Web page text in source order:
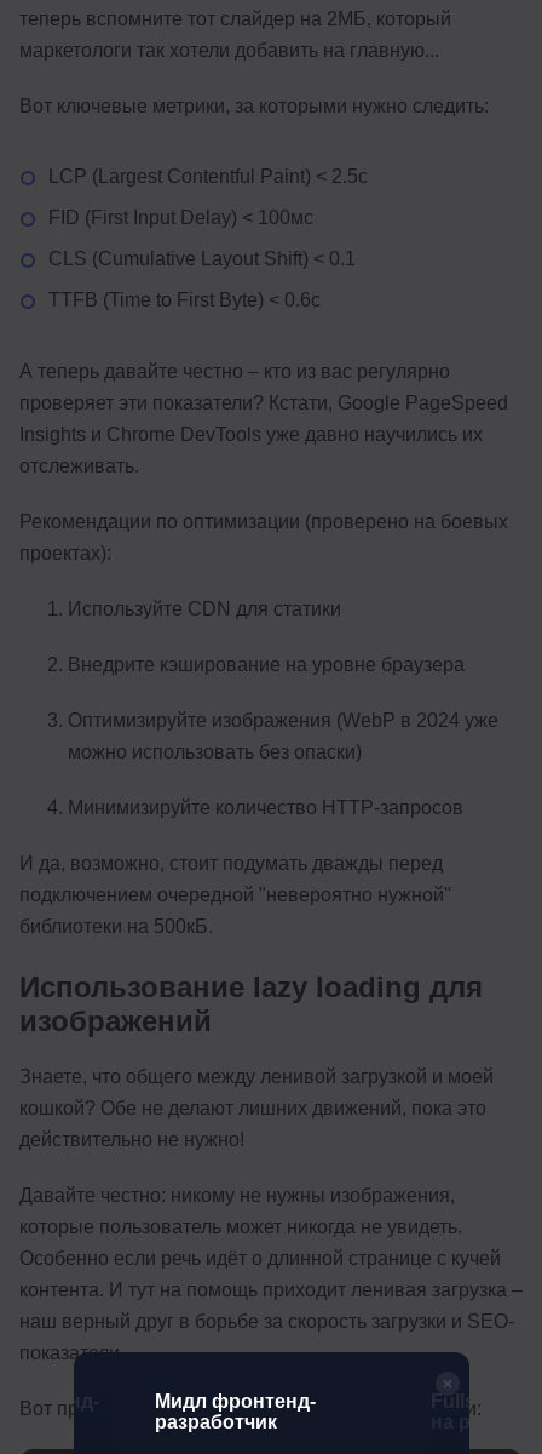
теперь вспомните тот слайдер на 2МБ, который
маркетологи так хотели добавить на главную...
Вот ключевые метрики, за которыми нужно следить:
LCP (Largest Contentful Paint) < 2.5с
FID (First Input Delay) < 100мс
CLS (Cumulative Layout Shift) < 0.1
TTFB (Time to First Byte) < 0.6с
А теперь давайте честно – кто из вас регулярно
проверяет эти показатели? Кстати, Google PageSpeed
Insights и Chrome DevTools уже давно научились их
отслеживать.
Рекомендации по оптимизации (проверено на боевых
проектах):
Используйте CDN для статики
Внедрите кэширование на уровне браузера
Оптимизируйте изображения (WebP в 2024 уже
можно использовать без опаски)
Минимизируйте количество HTTP-запросов
И да, возможно, стоит подумать дважды перед
подключением очередной "невероятно нужной"
библиотеки на 500кБ.
Использование lazy loading для
изображений
Знаете, что общего между ленивой загрузкой и моей
кошкой? Обе не делают лишних движений, пока это
действительно не нужно!
Давайте честно: никому не нужны изображения,
которые пользователь может никогда не увидеть.
Особенно если речь идёт о длинной странице с кучей
контента. И тут на помощь приходит ленивая загрузка –
наш верный друг в борьбе за скорость загрузки и SEO-
показатели.
Вот простой, но эффективный пример реализации:
+ ИИ
Мидл фронтенд-
разработчик
Fullstack-
на python